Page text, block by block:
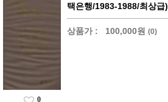
택은행/1983-1988/최상급)
상품가 : 100,000원 (0)
0